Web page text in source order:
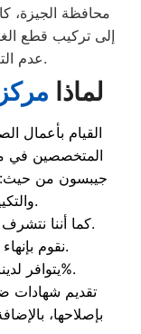
محافظة الجيزة،
إلى تركيب قطع
عدم التعرض لمشكلة الجهاز مرة أخرى.
لماذا
القيام بأعمال
المتخصصين في
جيبسون من حيث:
والتكييفات وغيرها من الأجهزة.
كما أننا نتشرف بتوفير الخدمة طوال الـ 24 ساعة.
نقوم بإنهاء أعمال الصيانة في نفس اليوم.
يتوافر لدينا جميع قطع الغيار الأصلية 100%.
تقديم شهادات
بإصلاحها،